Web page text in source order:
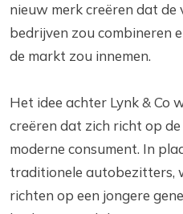
nieuw merk creëren dat de
bedrijven zou combineren
de markt zou innemen.
Het idee achter Lynk & Co
creëren dat zich richt op
moderne consument. In
traditionele autobezitters,
richten op een jongere